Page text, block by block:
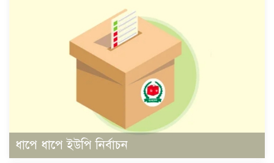
ধাপে ধাপে ইউপি নির্বাচন